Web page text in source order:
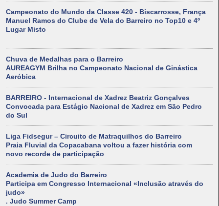
Campeonato do Mundo da Classe 420 - Biscarrosse, França
Manuel Ramos do Clube de Vela do Barreiro no Top10 e 4º
Lugar Misto
Chuva de Medalhas para o Barreiro
AUREAGYM Brilha no Campeonato Nacional de Ginástica
Aeróbica
BARREIRO - Internacional de Xadrez Beatriz Gonçalves
Convocada para Estágio Nacional de Xadrez em São Pedro
do Sul
Liga Fidsegur – Circuito de Matraquilhos do Barreiro
Praia Fluvial da Copacabana voltou a fazer história com
novo recorde de participação
Academia de Judo do Barreiro
Participa em Congresso Internacional «Inclusão através do
judo»
. Judo Summer Camp